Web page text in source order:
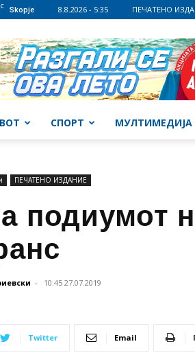
C Skopje 8.8.2026 - 5:35 ПЕЧАТЕНО
СПОРТ МУЛТИМЕДИЈА
ПЕЧАТЕНО ИЗДАНИЕ
подиумот
- 10:45 27.07.2019
Twitter Email